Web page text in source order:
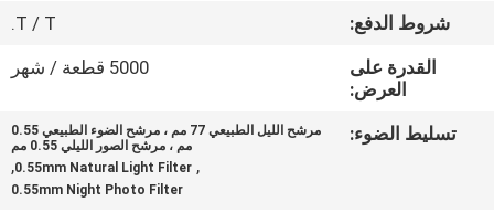
اتصل
اطلب
شروط الدفع:
T / T.
القدرة على
العرض:
5000 قطعة / شهر
تسليط الضوء:
مرشح الليل الطبيعي 77 مم ، مرشح الضوء الطبيعي 0.55
مم ، مرشح الصور الليلي 0.55 مم
,
0.55mm Natural Light Filter
,
0.55mm Night Photo Filter